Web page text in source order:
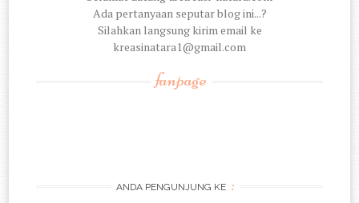
Ada pertanyaan seputar blog ini...?
Silahkan langsung kirim email ke
kreasinatara1@gmail.com
fanpage
ANDA PENGUNJUNG KE :